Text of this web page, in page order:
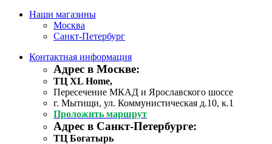
Наши магазины
Москва
Санкт-Петербург
Контактная информация
Адрес в Москве:
ТЦ XL Home,
Пересечение МКАД и Ярославского шоссе
г. Мытищи, ул. Коммунистическая д.10, к.1
Проложить маршрут
Адрес в Санкт-Петербурге:
ТЦ Богатырь